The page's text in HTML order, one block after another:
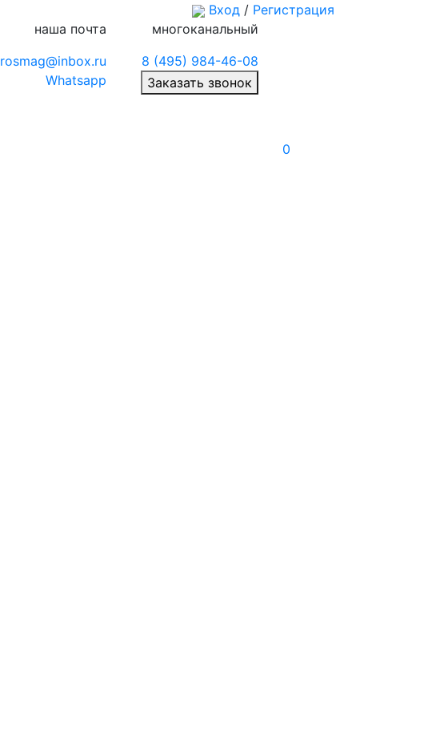
Вход / Регистрация
наша почта
rosmag@inbox.ru
Whatsapp
многоканальный
8 (495) 984-46-08
Заказать звонок
0